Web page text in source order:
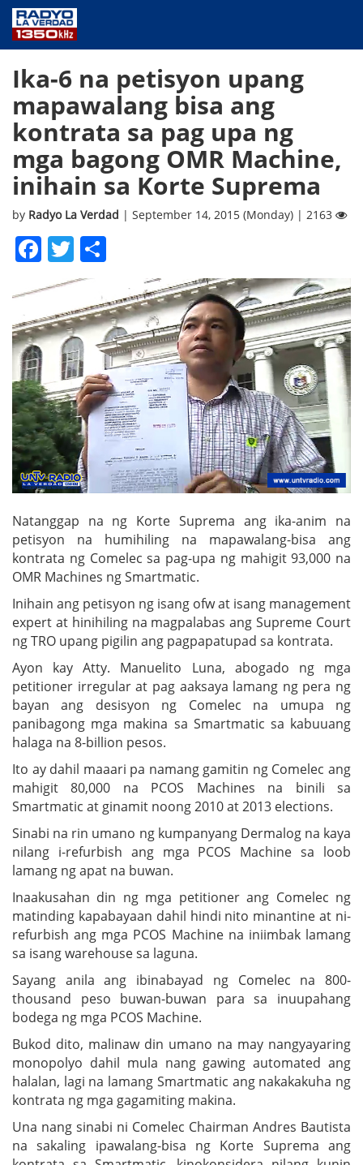
PUBLIC SERVICE
ANNOUNCEMENTS
PROGRAMS
ABOUT
CONTACT US
Ika-6 na petisyon upang
mapawalang bisa ang
kontrata sa pag upa ng
mga bagong OMR Machine,
inihain sa Korte Suprema
by Radyo La Verdad | September 14, 2015 (Monday) | 2163
Facebook
Twitter
Natanggap na ng Korte Suprema ang ika-anim na
petisyon na humihiling na mapawalang-bisa ang
kontrata ng Comelec sa pag-upa ng mahigit 93,000 na
OMR Machines ng Smartmatic.
Inihain ang petisyon ng isang ofw at isang management
expert at hinihiling na magpalabas ang Supreme Court
ng TRO upang pigilin ang pagpapatupad sa kontrata.
Ayon kay Atty. Manuelito Luna, abogado ng mga
petitioner irregular at pag aaksaya lamang ng pera ng
bayan ang desisyon ng Comelec na umupa ng
panibagong mga makina sa Smartmatic sa kabuuang
halaga na 8-billion pesos.
Ito ay dahil maaari pa namang gamitin ng Comelec ang
mahigit 80,000 na PCOS Machines na binili sa
Smartmatic at ginamit noong 2010 at 2013 elections.
Sinabi na rin umano ng kumpanyang Dermalog na kaya
nilang i-refurbish ang mga PCOS Machine sa loob
lamang ng apat na buwan.
Inaakusahan din ng mga petitioner ang Comelec ng
matinding kapabayaan dahil hindi nito minantine at ni-
refurbish ang mga PCOS Machine na iniimbak lamang
sa isang warehouse sa laguna.
Sayang anila ang ibinabayad ng Comelec na 800-
thousand peso buwan-buwan para sa inuupahang
bodega ng mga PCOS Machine.
Bukod dito, malinaw din umano na may nangyayaring
monopolyo dahil mula nang gawing automated ang
halalan, lagi na lamang Smartmatic ang nakakakuha ng
kontrata ng mga gagamiting makina.
Una nang sinabi ni Comelec Chairman Andres Bautista
na sakaling ipawalang-bisa ng Korte Suprema ang